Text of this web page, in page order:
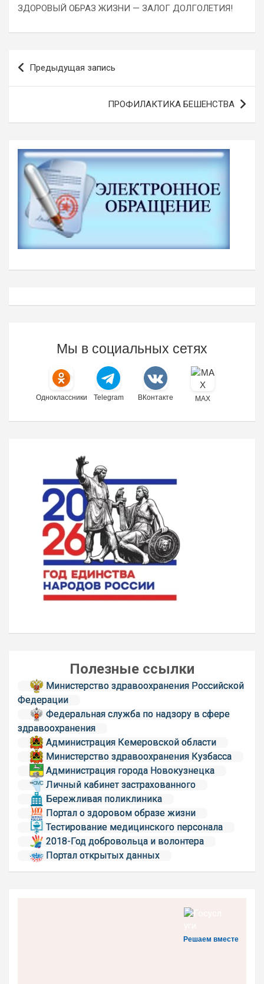
ЗДОРОВЫЙ ОБРАЗ ЖИЗНИ — ЗАЛОГ ДОЛГОЛЕТИЯ!
Навигация
по
Предыдущая запись
ПРОФИЛАКТИКА БЕШЕНСТВА
Мы в социальных сетях
Одноклассники Telegram ВКонтакте MAX
Полезные ссылки
Министерство здравоохранения Российской
Федерации
Федеральная служба по надзору в сфере
здравоохранения
Администрация Кемеровской области
Министерство здравоохранения Кузбасса
Администрация города Новокузнецка
Личный кабинет застрахованного
Бережливая поликлиника
Портал о здоровом образе жизни
Тестирование медицинского персонала
2018-Год добровольца и волонтера
Портал открытых данных
Решаем вместе